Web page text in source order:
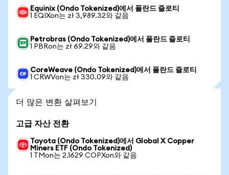
Equinix (Ondo Tokenized)에서 폴란드 즐로티
1 EQIXon는 zł 3,989.32와 같음
Petrobras (Ondo Tokenized)에서 폴란드 즐로티
1 PBRon는 zł 69.29와 같음
CoreWeave (Ondo Tokenized)에서 폴란드 즐로티
1 CRWVon는 zł 330.09와 같음
더 많은 변환 살펴보기
고급 자산 전환
Toyota (Ondo Tokenized)에서 Global X Copper
Miners ETF (Ondo Tokenized)
1 TMon는 2.1629 COPXon와 같음